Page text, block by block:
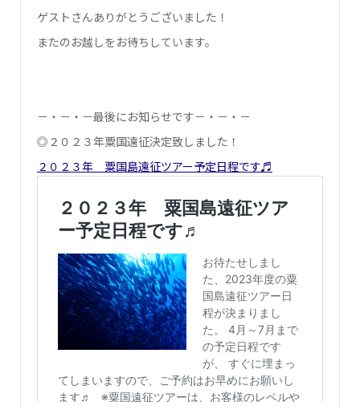
ゲストさんありがとうございました！
またのお越しをお待ちしています。
－・－・－最後にお知らせです－・－・－
◎２０２３年粟国遠征決定致しました！
２０２３年 粟国島遠征ツアー予定日程です♬